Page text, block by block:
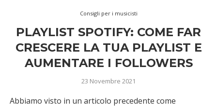
Consigli per i musicisti
PLAYLIST SPOTIFY: COME FAR
CRESCERE LA TUA PLAYLIST E
AUMENTARE I FOLLOWERS
23 Novembre 2021
Abbiamo visto in un articolo precedente come